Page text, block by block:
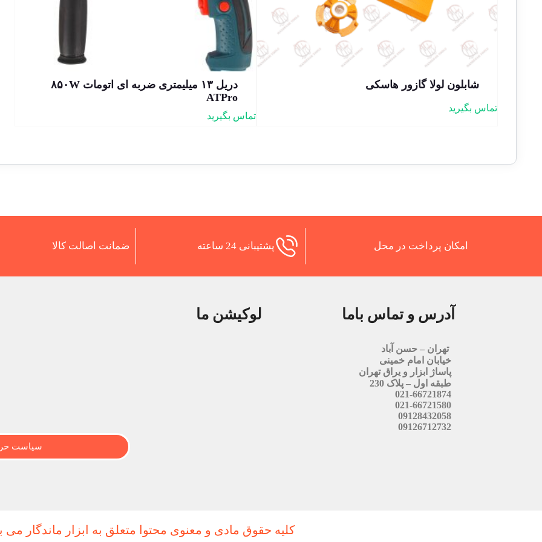
شابلون لولا گازور هاسکی
تماس بگیرید
دریل ۱۳ میلیمتری ضربه ای اتومات ۸۵۰W
ATPro
تماس بگیرید
امکان پرداخت در محل پشتیبانی 24 ساعته ضمانت اصالت کالا
آدرس و تماس باما
تهران – حسن آباد
خیابان امام خمینی
پاساژ ابزار و یراق تهران
طبقه اول – پلاک 230
021-66721874
021-66721580
09128432058
09126712732
لوکیشن ما
سیاست
کلیه حقوق مادی و معنوی محتوا متعلق به ابزار ماندگار می